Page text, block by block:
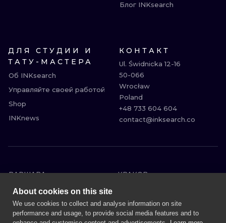
Блог INKsearch
ДЛЯ СТУДИИ И
ТАТУ-МАСТЕРА
Об INKsearch
Управляйте своей работой
Shop
INKnews
КОНТАКТ
Ul. Świdnicka 12-16
50-066
Wrocław
Poland
+48 733 604 604
contact@inksearch.co
ВАРШАВА
КРАКОВ
ВРОЦЛАВ
ЛОНДОН
ГЕЙДЕЛЬБЕРГ
ЭДИНБУРГ
МАНЧЕСТЕР
About cookies on this site
We use cookies to collect and analyse information on site
performance and usage, to provide social media features and to